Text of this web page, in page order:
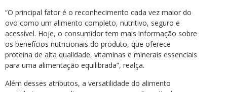
“O principal fator é o reconhecimento cada vez maior do
ovo como um alimento completo, nutritivo, seguro e
acessível. Hoje, o consumidor tem mais informação sobre
os benefícios nutricionais do produto, que oferece
proteína de alta qualidade, vitaminas e minerais essenciais
para uma alimentação equilibrada”, realça.
Além desses atributos, a versatilidade do alimento